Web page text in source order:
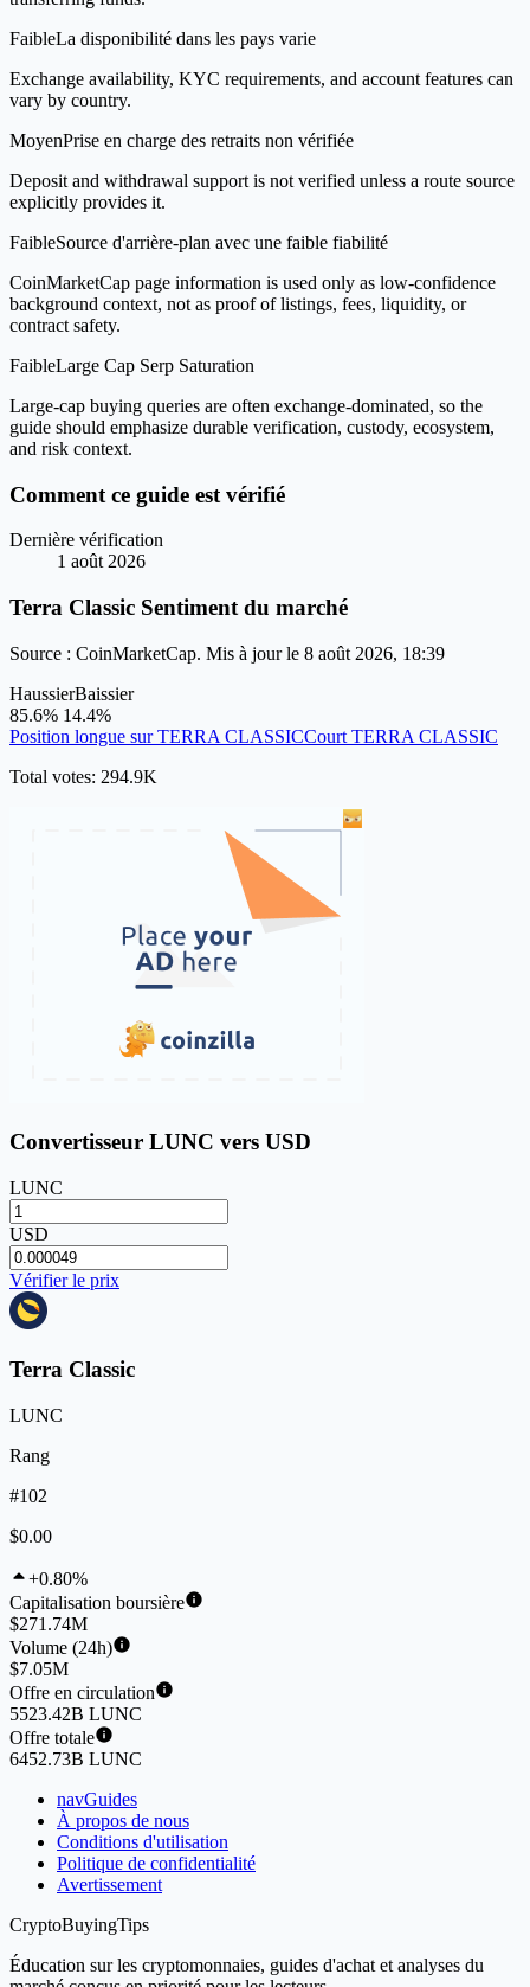
FaibleLa disponibilité dans les pays varie
Exchange availability, KYC requirements, and account features can
vary by country.
MoyenPrise en charge des retraits non vérifiée
Deposit and withdrawal support is not verified unless a route source
explicitly provides it.
FaibleSource d'arrière-plan avec une faible fiabilité
CoinMarketCap page information is used only as low-confidence
background context, not as proof of listings, fees, liquidity, or
contract safety.
FaibleLarge Cap Serp Saturation
Large-cap buying queries are often exchange-dominated, so the
guide should emphasize durable verification, custody, ecosystem,
and risk context.
Comment ce guide est vérifié
Dernière vérification
1 août 2026
Terra Classic Sentiment du marché
Source : CoinMarketCap. Mis à jour le 8 août 2026, 18:39
HaussierBaissier
85.6% 14.4%
Position longue sur TERRA CLASSICCourt TERRA CLASSIC
Total votes: 294.9K
Convertisseur LUNC vers USD
LUNC
USD
Vérifier le prix
Terra Classic
LUNC
Rang
#102
$0.00
+0.80%
Capitalisation boursière
$271.74M
Volume (24h)
$7.05M
Offre en circulation
5523.42B LUNC
Offre totale
6452.73B LUNC
navGuides
À propos de nous
Conditions d'utilisation
Politique de confidentialité
Avertissement
CryptoBuyingTips
Éducation sur les cryptomonnaies, guides d'achat et analyses du